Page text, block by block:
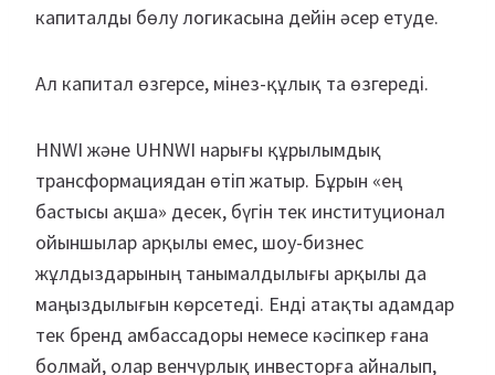
капиталды бөлу логикасына дейін әсер етуде.
Ал капитал өзгерсе, мінез-құлық та өзгереді.
HNWI және UHNWI нарығы құрылымдық
трансформациядан өтіп жатыр. Бұрын «ең
бастысы ақша» десек, бүгін тек институционал
ойыншылар арқылы емес, шоу-бизнес
жұлдыздарының танымалдылығы арқылы да
маңыздылығын көрсетеді. Енді атақты адамдар
тек бренд амбассадоры немесе кәсіпкер ғана
болмай, олар венчурлық инвесторға айналып,